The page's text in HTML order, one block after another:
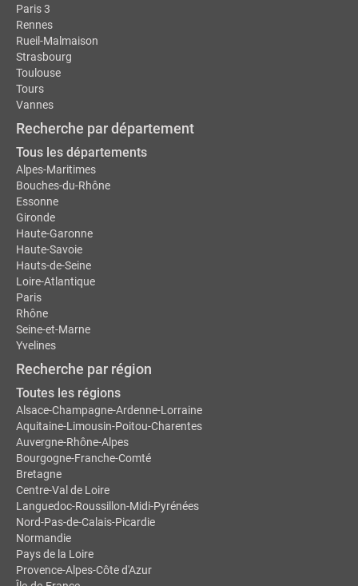
Paris 3
Rennes
Rueil-Malmaison
Strasbourg
Toulouse
Tours
Vannes
Recherche par département
Tous les départements
Alpes-Maritimes
Bouches-du-Rhône
Essonne
Gironde
Haute-Garonne
Haute-Savoie
Hauts-de-Seine
Loire-Atlantique
Paris
Rhône
Seine-et-Marne
Yvelines
Recherche par région
Toutes les régions
Alsace-Champagne-Ardenne-Lorraine
Aquitaine-Limousin-Poitou-Charentes
Auvergne-Rhône-Alpes
Bourgogne-Franche-Comté
Bretagne
Centre-Val de Loire
Languedoc-Roussillon-Midi-Pyrénées
Nord-Pas-de-Calais-Picardie
Normandie
Pays de la Loire
Provence-Alpes-Côte d'Azur